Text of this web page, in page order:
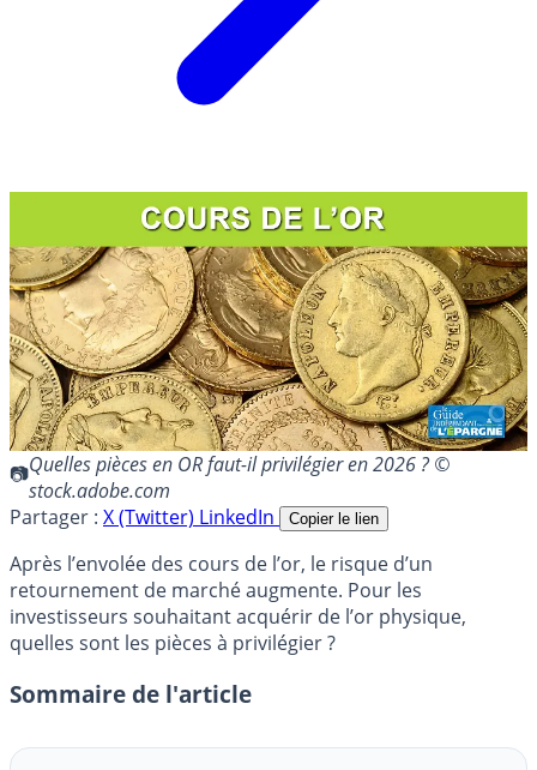
Quelles pièces en OR faut-il privilégier en 2026 ? ©
stock.adobe.com
Partager : X (Twitter) LinkedIn Copier le lien
Après l’envolée des cours de l’or, le risque d’un
retournement de marché augmente. Pour les
investisseurs souhaitant acquérir de l’or physique,
quelles sont les pièces à privilégier ?
Sommaire de l'article